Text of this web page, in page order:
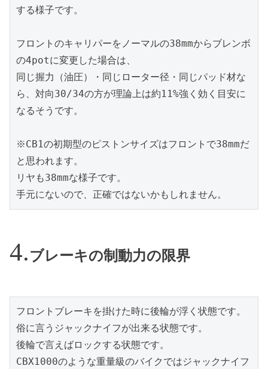
する様子です。
フロントのキャリパーをノーマルの38mmからブレンボ
の4potに変更した場合は、
同じ握力（油圧）・同じローター径・同じパッド材な
ら、対向30/34の方が理論上は約11%強く効く目安に
なるそうです。
※CB1の初期型のピストンサイズはフロントで38mmだ
と思われます。
リヤも38mmな様子です。
手元にないので、正確ではないかもしれません。
ブレーキの制動力の限界
フロントブレーキを掛けた時に後輪が浮く状態です。
俗に言うジャックナイフが出来る状態です。
後輪で言えばロックする状態です。
CBX1000のような重量級のバイクではジャックナイフ